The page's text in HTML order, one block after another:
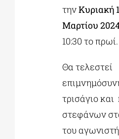
τηνΚυριακή
Μαρτίου
10:30 το πρωί.
Θα τελεστεί
τρισάγιο
στεφάνων
του